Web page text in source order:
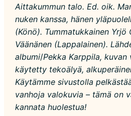
Aittakummun talo. Ed. oik.
nuken kanssa, hänen
(Könö). Tummatukkainen Yrjö
Väänänen (Lappalainen).
albumi/Pekka Karppila,
käytetty tekoälyä,
Käytämme sivustolla
vanhoja valokuvia – tämä on
kannata huolestua!